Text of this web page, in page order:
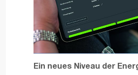
Ein neues Niveau der